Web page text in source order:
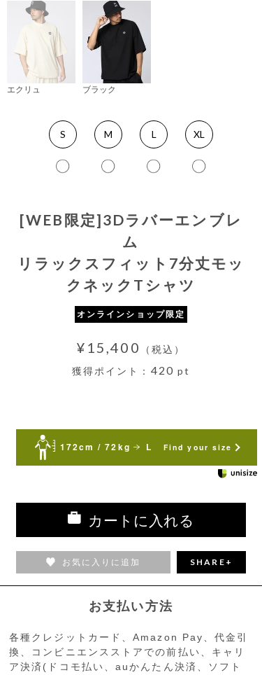
エクリュ ブラック
S M L XL
[WEB限定]3Dラバーエンブレ
ム
リラックスフィット7分丈モッ
クネックTシャツ
オンラインショップ限定
¥15,400
（税込）
獲得ポイント： 420 pt
172cm / 72kg L Find your size
カートに入れる
お気に入りに追加 SHARE+
お支払い方法
各種クレジットカード、Amazon Pay、代金引
換、コンビニエンスストアでの前払い、キャリ
ア決済(ドコモ払い、auかんたん決済、ソフト